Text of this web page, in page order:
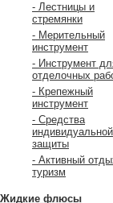
- Лестницы и
стремянки
- Мерительный
инструмент
- Инструмент
отделочных
- Крепежный
инструмент
- Средства
индивидуальной
защиты
- Активный
туризм
Жидкие флюсы